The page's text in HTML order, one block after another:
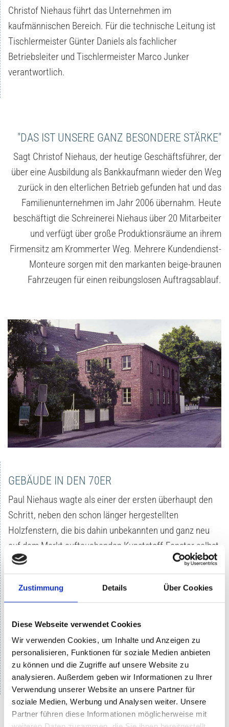
Zustimmung Details Über Cookies
Diese Webseite verwendet Cookies
Wir verwenden Cookies, um Inhalte und Anzeigen zu
personalisieren, Funktionen für soziale Medien anbieten
zu können und die Zugriffe auf unsere Website zu
analysieren. Außerdem geben wir Informationen zu Ihrer
Verwendung unserer Website an unsere Partner für
soziale Medien, Werbung und Analysen weiter. Unsere
Partner führen diese Informationen möglicherweise mit
Christof Niehaus führt das Unternehmen im
kaufmännischen Bereich. Für die technische Leitung ist
Tischlermeister Günter Daniels als fachlicher
Betriebsleiter und Tischlermeister Marco Junker
verantwortlich.
"DAS IST UNSERE GANZ BESONDERE STÄRKE"
Sagt Christof Niehaus, der heutige Geschäftsführer, der
über eine Ausbildung als Bankkaufmann wieder den Weg
zurück in den elterlichen Betrieb gefunden hat und das
Familienunternehmen im Jahr 2006 übernahm. Heute
beschäftigt die Schreinerei Niehaus über 20 Mitarbeiter
und verfügt über große Produktionsräume an ihrem
Firmensitz am Krommerter Weg. Mehrere Kundendienst-
Monteure sorgen mit den markanten beige-braunen
Fahrzeugen für einen reibungslosen Auftragsablauf.
GEBÄUDE IN DEN 70ER
Paul Niehaus wagte als einer der ersten überhaupt den
Schritt, neben den schon länger hergestellten
Holzfenstern, die bis dahin unbekannten und ganz neu
auf dem Markt auftauchenden Kunststoff-Fenster selbst
zu produzieren und einzubauen. Dieses ist bis heute der
Schwerpunkt der Firma geblieben und im Laufe der
Jahre hat man sich immer mehr darauf spezialisiert.
wenigen Firmen ausgeführt wird, ist man hier auch so
flexibel, dass alle Wünsche der Kunden, auch die
ausgefallensten Sonderwünsche, kurzfristig erfüllt
werden können.